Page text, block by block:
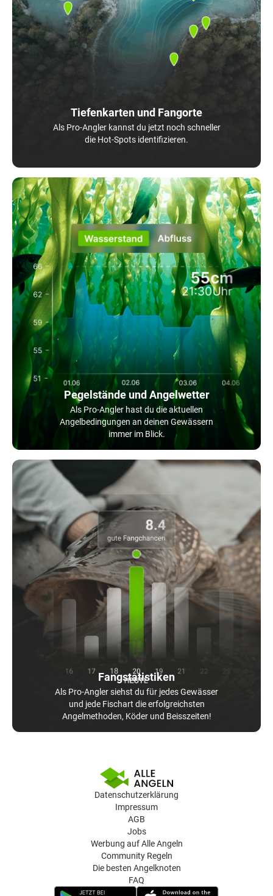
Tiefenkarten und Fangorte
Als Pro-Angler kannst du jetzt noch schneller
die Hot-Spots identifizieren.
Pegelstände und Angelwetter
Als Pro-Angler hast du die aktuellen
Angelbedingungen an deinen Gewässern
immer im Blick.
Fangstatistiken
Als Pro-Angler siehst du für jedes Gewässer
und jede Fischart die erfolgreichsten
Angelmethoden, Köder und Beisszeiten!
Datenschutzerklärung
Impressum
AGB
Jobs
Werbung auf Alle Angeln
Community Regeln
Die besten Angelknoten
FAQ